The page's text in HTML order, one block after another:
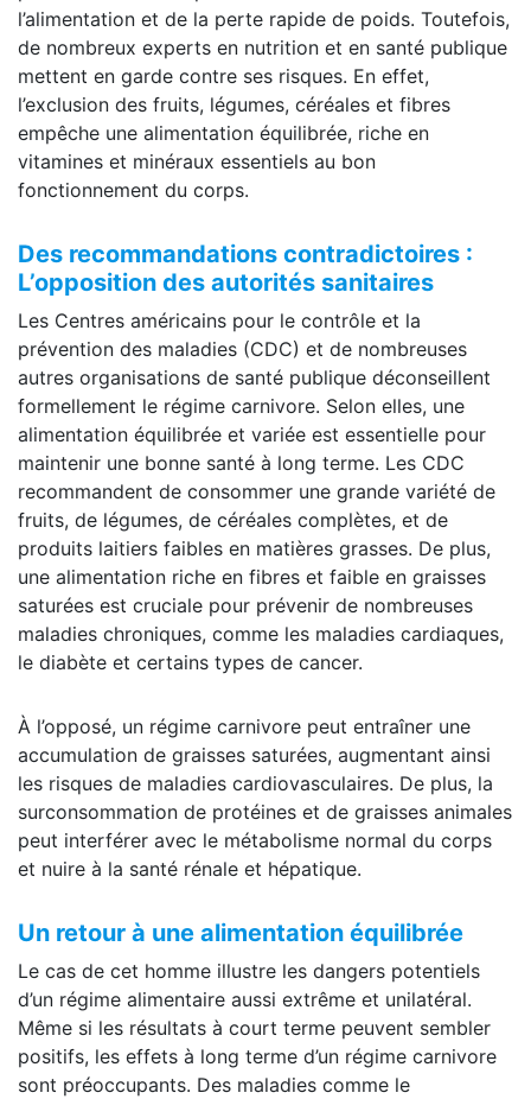
l’alimentation et de la perte rapide de poids. Toutefois,
de nombreux experts en nutrition et en santé publique
mettent en garde contre ses risques. En effet,
l’exclusion des fruits, légumes, céréales et fibres
empêche une alimentation équilibrée, riche en
vitamines et minéraux essentiels au bon
fonctionnement du corps.
Des recommandations contradictoires :
L’opposition des autorités sanitaires
Les Centres américains pour le contrôle et la
prévention des maladies (CDC) et de nombreuses
autres organisations de santé publique déconseillent
formellement le régime carnivore. Selon elles, une
alimentation équilibrée et variée est essentielle pour
maintenir une bonne santé à long terme. Les CDC
recommandent de consommer une grande variété de
fruits, de légumes, de céréales complètes, et de
produits laitiers faibles en matières grasses. De plus,
une alimentation riche en fibres et faible en graisses
saturées est cruciale pour prévenir de nombreuses
maladies chroniques, comme les maladies cardiaques,
le diabète et certains types de cancer.
À l’opposé, un régime carnivore peut entraîner une
accumulation de graisses saturées, augmentant ainsi
les risques de maladies cardiovasculaires. De plus, la
surconsommation de protéines et de graisses animales
peut interférer avec le métabolisme normal du corps
et nuire à la santé rénale et hépatique.
Un retour à une alimentation équilibrée
Le cas de cet homme illustre les dangers potentiels
d’un régime alimentaire aussi extrême et unilatéral.
Même si les résultats à court terme peuvent sembler
positifs, les effets à long terme d’un régime carnivore
sont préoccupants. Des maladies comme le